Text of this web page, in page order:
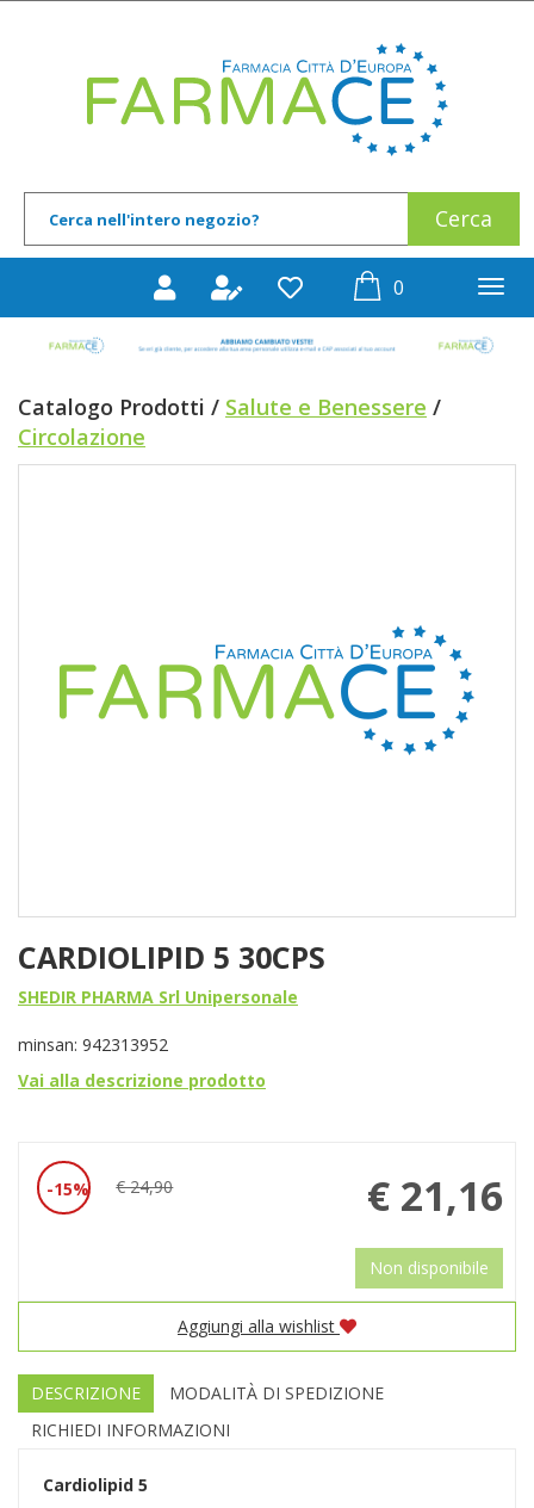
Prodotto
0prodotti
Catalogo Prodotti / Salute e Benessere /
Circolazione
CARDIOLIPID 5 30CPS
SHEDIR PHARMA Srl Unipersonale
minsan: 942313952
Vai alla descrizione prodotto
15% € 24,90
Prezzo
scontato
€ 21,16
Non disponibile
Aggiungi alla wishlist
DESCRIZIONE
MODALITÀ DI SPEDIZIONE
RICHIEDI INFORMAZIONI
Cardiolipid 5